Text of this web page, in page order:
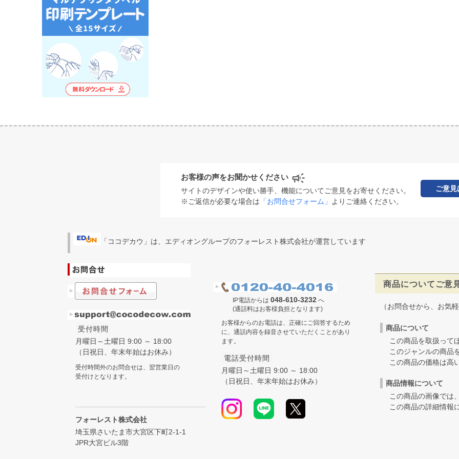
お客様の声をお聞かせください
サイトのデザインや使い勝手、機能についてご意見をお寄せください。
※ご返信が必要な場合は 「お問合せフォーム」 よりご連絡ください。
ご意見
「ココデカウ」は、エディオングループのフォーレスト株式会社が運営しています
受付時間
月曜日～土曜日 9:00 ～ 18:00
（日祝日、年末年始はお休み）
受付時間外のお問合せは、翌営業日の
受付けとなります。
フォーレスト株式会社
埼玉県さいたま市大宮区下町2-1-1
JPR大宮ビル3階
IP電話からは 048-610-3232 へ
(通話料はお客様負担となります)
お客様からのお電話は、正確にご回答するため
に、通話内容を録音させていただくことがあり
ます。
電話受付時間
月曜日～土曜日 9:00 ～ 18:00
（日祝日、年末年始はお休み）
商品についてご意
（お問合せから、お気
商品について
この商品を取扱って
このジャンルの商品
この商品の価格は高
商品情報について
この商品の画像では
この商品の詳細情報